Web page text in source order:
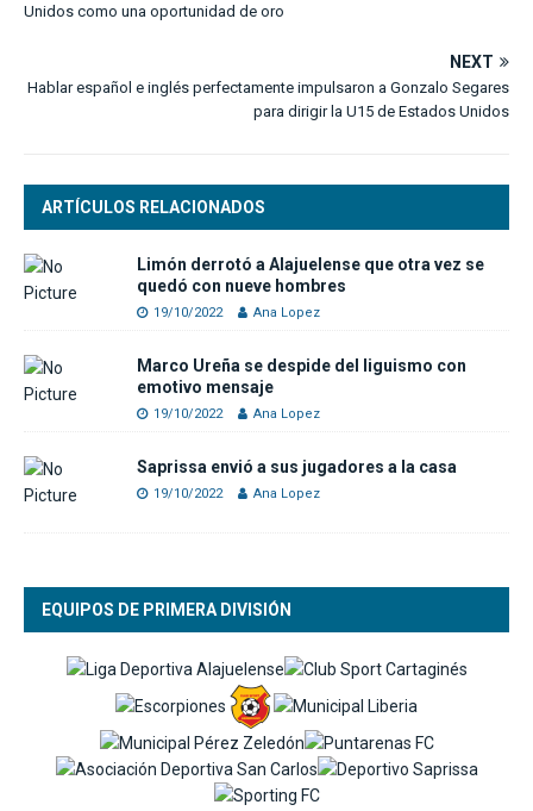
Unidos como una oportunidad de oro
NEXT
Hablar español e inglés perfectamente impulsaron a Gonzalo Segares
para dirigir la U15 de Estados Unidos
ARTÍCULOS RELACIONADOS
Limón derrotó a Alajuelense que otra vez se
quedó con nueve hombres
19/10/2022 Ana Lopez
Marco Ureña se despide del liguismo con
emotivo mensaje
19/10/2022 Ana Lopez
Saprissa envió a sus jugadores a la casa
19/10/2022 Ana Lopez
EQUIPOS DE PRIMERA DIVISIÓN